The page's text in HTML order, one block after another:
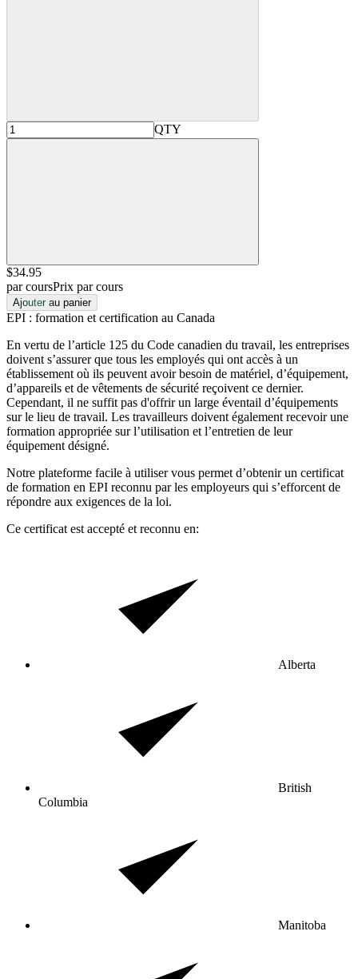
QTY
$34.95
par coursPrix par cours
Ajouter au panier
EPI : formation et certification au Canada
En vertu de l’article 125 du Code canadien du travail, les entreprises
doivent s’assurer que tous les employés qui ont accès à un
établissement où ils peuvent avoir besoin de matériel, d’équipement,
d’appareils et de vêtements de sécurité reçoivent ce dernier.
Cependant, il ne suffit pas d'offrir un large éventail d’équipements
sur le lieu de travail. Les travailleurs doivent également recevoir une
formation appropriée sur l’utilisation et l’entretien de leur
équipement désigné.
Notre plateforme facile à utiliser vous permet d’obtenir un certificat
de formation en EPI reconnu par les employeurs qui s’efforcent de
répondre aux exigences de la loi.
Ce certificat est accepté et reconnu en:
Alberta
British
Columbia
Manitoba